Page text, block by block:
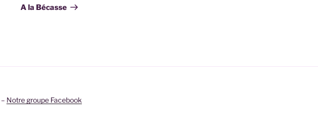
suivant
A la Bécasse
– Notre groupe Facebook